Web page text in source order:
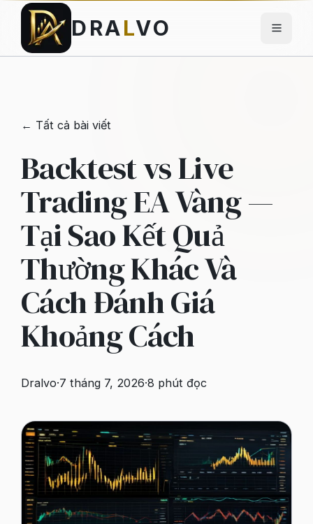
DRALVO
← Tất cả bài viết
Backtest vs Live
Trading EA Vàng —
Tại Sao Kết Quả
Thường Khác Và
Cách Đánh Giá
Khoảng Cách
Dralvo·7 tháng 7, 2026·8 phút đọc